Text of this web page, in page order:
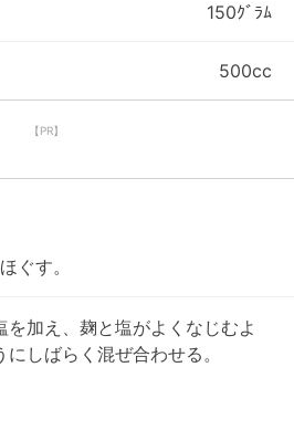
150ｸﾞﾗﾑ
500cc
【PR】
ぐす。
を加え、麹と塩がよくなじむよ
にしばらく混ぜ合わせる。